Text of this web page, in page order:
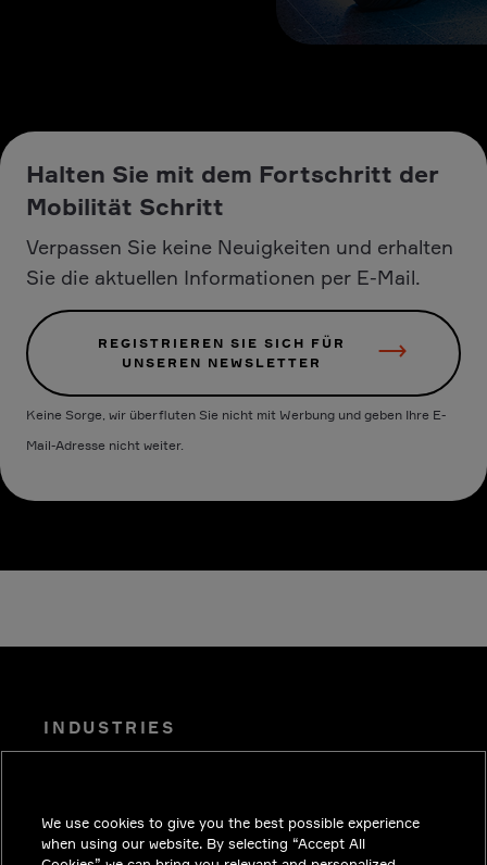
Halten Sie mit dem Fortschritt der
Mobilität Schritt
Verpassen Sie keine Neuigkeiten und erhalten
Sie die aktuellen Informationen per E-Mail.
REGISTRIEREN SIE SICH FÜR
UNSEREN NEWSLETTER
Keine Sorge, wir überfluten Sie nicht mit Werbung und geben Ihre E-
Mail-Adresse nicht weiter.
INDUSTRIES
KARRIERE
We use cookies to give you the best possible experience
when using our website. By selecting “Accept All